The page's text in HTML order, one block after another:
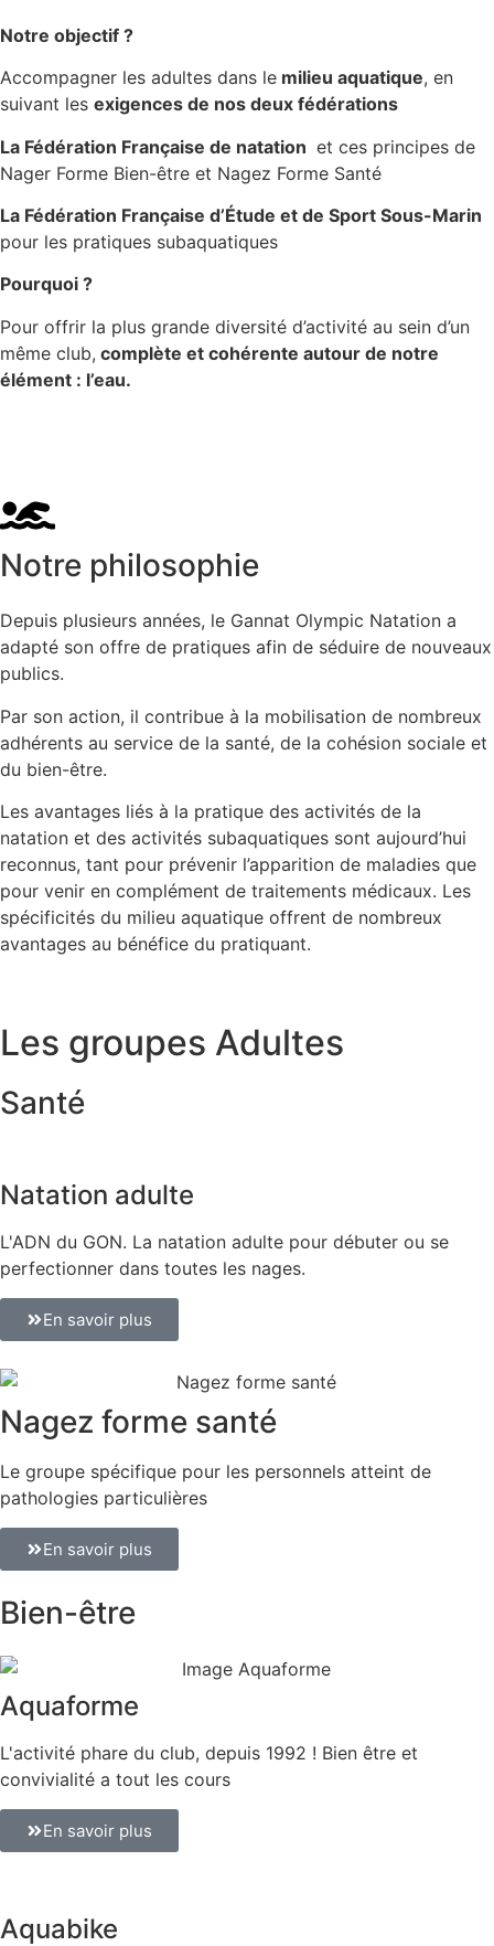
Notre objectif ?
Accompagner les adultes dans le milieu aquatique, en
suivant les exigences de nos deux fédérations
La Fédération Française de natation et ces principes de
Nager Forme Bien-être et Nagez Forme Santé
La Fédération Française d’Étude et de Sport Sous-Marin
pour les pratiques subaquatiques
Pourquoi ?
Pour offrir la plus grande diversité d’activité au sein d’un
même club, complète et cohérente autour de notre
élément : l’eau.
Notre philosophie
Depuis plusieurs années, le Gannat Olympic Natation a
adapté son offre de pratiques afin de séduire de nouveaux
publics.
Par son action, il contribue à la mobilisation de nombreux
adhérents au service de la santé, de la cohésion sociale et
du bien-être.
Les avantages liés à la pratique des activités de la
natation et des activités subaquatiques sont aujourd’hui
reconnus, tant pour prévenir l’apparition de maladies que
pour venir en complément de traitements médicaux. Les
spécificités du milieu aquatique offrent de nombreux
avantages au bénéfice du pratiquant.
Les groupes Adultes
Santé
Natation adulte
L'ADN du GON. La natation adulte pour débuter ou se
perfectionner dans toutes les nages.
En savoir plus
Nagez forme santé
Le groupe spécifique pour les personnels atteint de
pathologies particulières
En savoir plus
Bien-être
Aquaforme
L'activité phare du club, depuis 1992 ! Bien être et
convivialité a tout les cours
En savoir plus
Aquabike